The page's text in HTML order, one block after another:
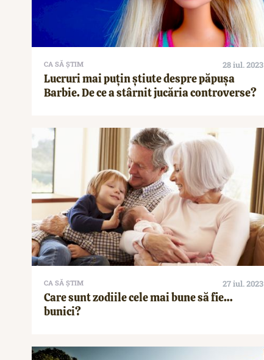
CA SĂ ȘTIM 28 iul. 2023
Lucruri mai puțin știute despre păpușa
Barbie. De ce a stârnit jucăria controverse?
CA SĂ ȘTIM 27 iul. 2023
Care sunt zodiile cele mai bune să fie…
bunici?